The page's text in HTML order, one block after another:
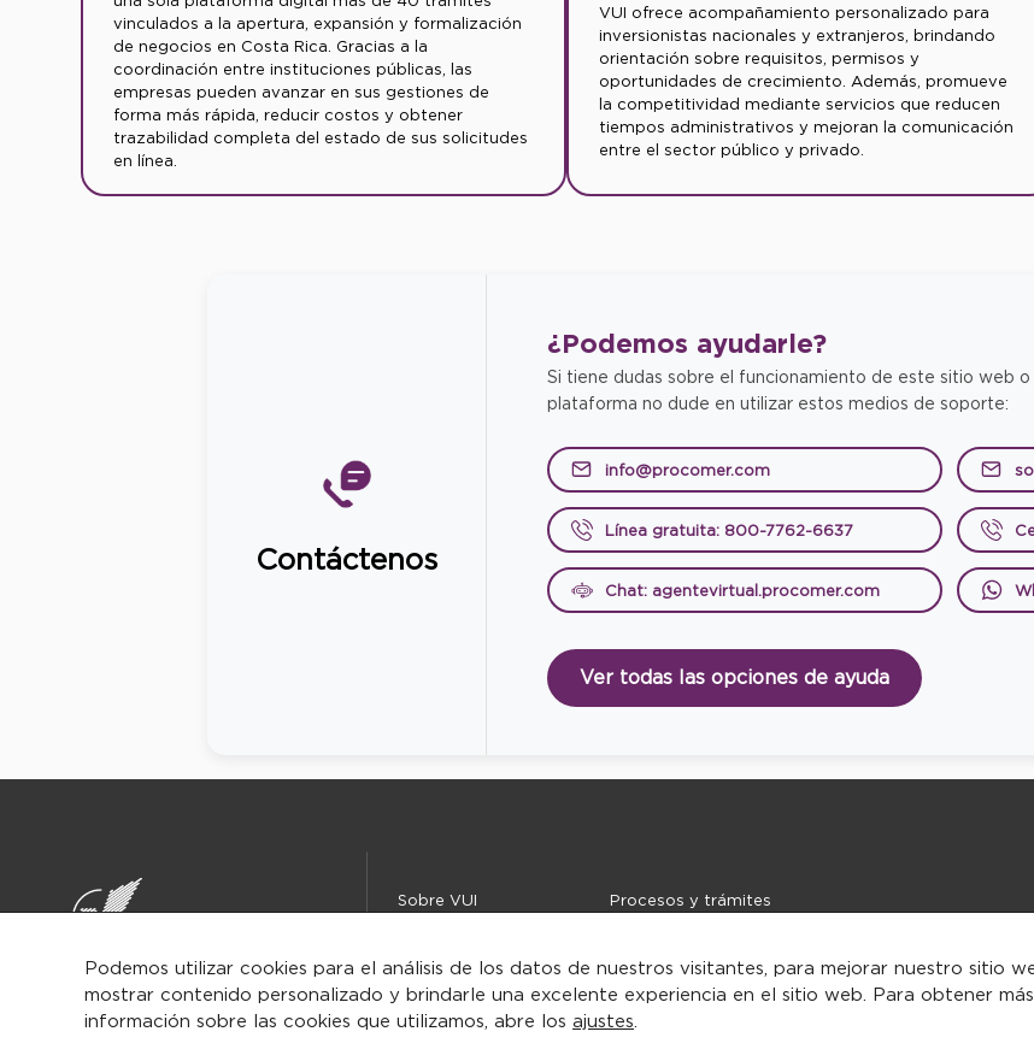
vinculados a la apertura, expansión y formalización
de negocios en Costa Rica. Gracias a la
coordinación entre instituciones públicas, las
empresas pueden avanzar en sus gestiones de
forma más rápida, reducir costos y obtener
trazabilidad completa del estado de sus solicitudes
en línea.
VUI ofrece acompañamiento personalizado para
inversionistas nacionales y extranjeros, brindando
orientación sobre requisitos, permisos y
oportunidades de crecimiento. Además, promueve
la competitividad mediante servicios que reducen
tiempos administrativos y mejoran la comunicación
entre el sector público y privado.
Contáctenos
¿Podemos ayudarle?
Si tiene dudas sobre el funcionamiento de este sitio web
plataforma no dude en utilizar estos medios de soporte:
info@procomer.com
Línea gratuita: 800-7762-6637
Chat: agentevirtual.procomer.com
Ver todas las opciones de ayuda
Sobre VUI
Procesos y trámites
Centro de ayuda
Contacto
Iniciar
sesión/Registrarse
Podemos utilizar cookies para el análisis de los datos de nuestros visitantes, para mejorar nuestro sitio
mostrar contenido personalizado y brindarle una excelente experiencia en el sitio web. Para obtener más
información sobre las cookies que utilizamos, abre los ajustes.